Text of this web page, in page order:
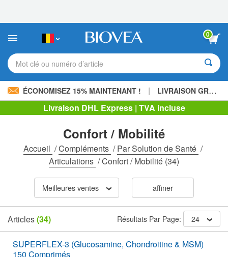
:
site
comprend
un
d'accessibilité.
0
Mot clé ou numéro d’article
ÉCONOMISEZ 15% MAINTENANT ! | LIVRAISON GRATUITE
Livraison DHL Express | TVA incluse
Confort / Mobilité
Accueil /Compléments /Par Solution de Santé /
Articulations /Confort / Mobilité (34)
Meilleures ventes affiner
Articles(34) Résultats Par Page: 24
SUPERFLEX-3 (Glucosamine, Chondroitine & MSM)
150 Comprimés